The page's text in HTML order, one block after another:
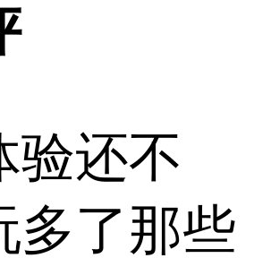
验还不
多了那些